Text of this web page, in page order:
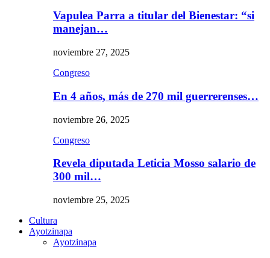
Vapulea Parra a titular del Bienestar: “si
manejan…
noviembre 27, 2025
Congreso
En 4 años, más de 270 mil guerrerenses…
noviembre 26, 2025
Congreso
Revela diputada Leticia Mosso salario de
300 mil…
noviembre 25, 2025
Cultura
Ayotzinapa
Ayotzinapa